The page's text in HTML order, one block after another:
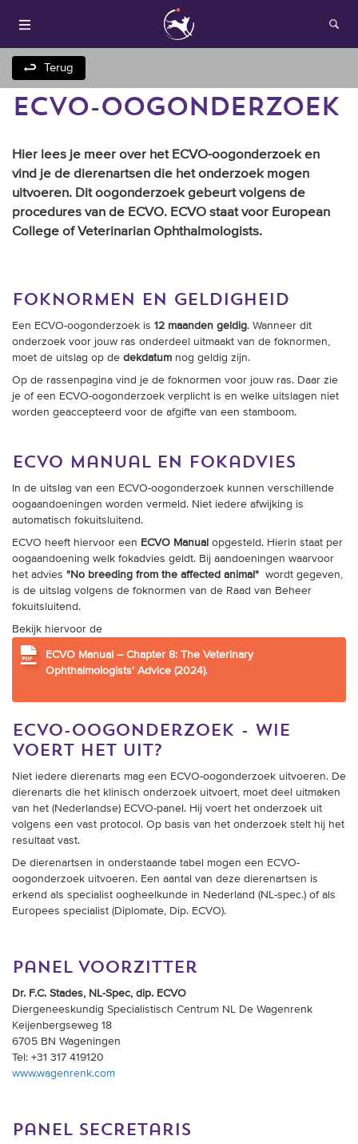
Houden van honden
Onze websites
Opleidingen en
trainingen
Zoek een vereniging
Inlog Mijn RvB account
Inlog leden / officials
Over ons
Contact & support
Veelgestelde vragen
Vacatures
Terug
ECVO-OOGONDERZOEK
Hier lees je meer over het ECVO-oogonderzoek en
vind je de dierenartsen die het onderzoek mogen
uitvoeren. Dit oogonderzoek gebeurt volgens de
procedures van de ECVO. ECVO staat voor European
College of Veterinarian Ophthalmologists.
foknormen en geldigheid
Een ECVO-oogonderzoek is 12 maanden geldig. Wanneer dit
onderzoek voor jouw ras onderdeel uitmaakt van de foknormen,
moet de uitslag op de dekdatum nog geldig zijn.
Op de rassenpagina vind je de foknormen voor jouw ras. Daar zie
je of een ECVO-oogonderzoek verplicht is en welke uitslagen niet
worden geaccepteerd voor de afgifte van een stamboom.
ecvo manual en fokadvies
In de uitslag van een ECVO-oogonderzoek kunnen verschillende
oogaandoeningen worden vermeld. Niet iedere afwijking is
automatisch fokuitsluitend.
ECVO heeft hiervoor een ECVO Manual opgesteld. Hierin staat per
oogaandoening welk fokadvies geldt. Bij aandoeningen waarvoor
het advies "No breeding from the affected animal" wordt gegeven,
is de uitslag volgens de foknormen van de Raad van Beheer
fokuitsluitend.
Bekijk hiervoor de
ECVO Manual – Chapter 8: The Veterinary
Ophthalmologists' Advice (2024).
ecvo-oogonderzoek - wie
voert het uit?
Niet iedere dierenarts mag een ECVO-oogonderzoek uitvoeren. De
dierenarts die het klinisch onderzoek uitvoert, moet deel uitmaken
van het (Nederlandse) ECVO-panel. Hij voert het onderzoek uit
volgens een vast protocol. Op basis van het onderzoek stelt hij het
resultaat vast.
De dierenartsen in onderstaande tabel mogen een ECVO-
oogonderzoek uitvoeren. Een aantal van deze dierenartsen is
erkend als specialist oogheelkunde in Nederland (NL-spec.) of als
Europees specialist (Diplomate, Dip. ECVO).
panel voorzitter
Dr. F.C. Stades, NL-Spec, dip. ECVO
Diergeneeskundig Specialistisch Centrum NL De Wagenrenk
Keijenbergseweg 18
6705 BN Wageningen
Tel: +31 317 419120
www.wagenrenk.com
panel secretaris